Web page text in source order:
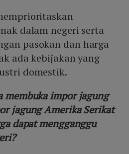
dalam negeri serta
pasokan dan harga
ada kebijakan yang
domestik.
membuka impor jagung
jagung Amerika Serikat
dapat mengganggu